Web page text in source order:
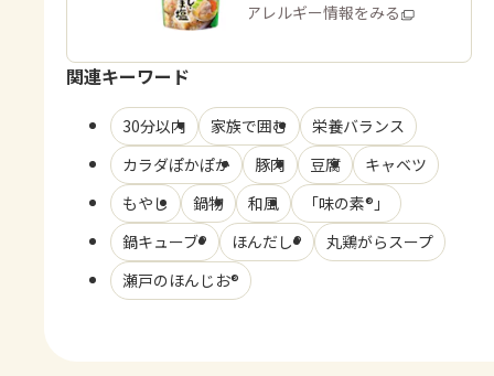
商品・アレルギー情報をみる
関連キーワード
30分以内 家族で囲む
栄養バランス
カラダぽかぽか
豚肉 豆腐
キャベツ
もやし
鍋物 和風
「味の素®」
鍋キューブ®
ほんだし®
丸鶏がらスープ
瀬戸のほんじお®